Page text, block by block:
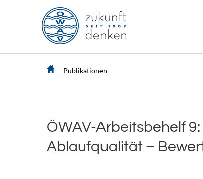
Publikationen
ÖWAV-Arbeitsbehelf
Ablaufqualität –